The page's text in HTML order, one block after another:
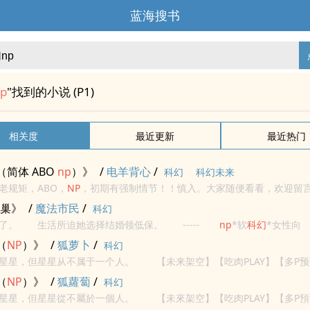
蓝海搜书
"找到的小说 (P1)
相关度 最近更新 最近热门
简体 ABO np）》 / 电羊背心/ 科幻
科幻未来
规矩，ABO， NP ，初期有强制情节！！慎入。大家随便看看，欢迎留言捧
力勉强够看的私家侦探。一个平凡的Beta。以前，正在，将要招惹哪
》 / 魔法市民 / 科幻
了。 生活所迫她选择结婚领低保。 ----- np*软科幻*女性
黑 肉肉和剧情齐飞 女主天然渣 看文重点：女主不怀孕不生子
NP）》 /狐萝卜 / 科幻
星星，但星星从不属于一个人。 【未来架空】【吃肉PLAY】【
请依照口味，自取食用。
NP）》 /狐蘿蔔/ 科幻
星星，但星星從不屬於一個人。 【未來架空】【吃肉PLAY】【